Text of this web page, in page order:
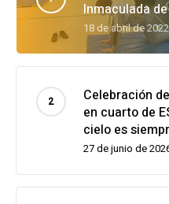
Inmaculada
18 de abril de 2022
Celebración
en cuarto de
cielo es
27 de junio de